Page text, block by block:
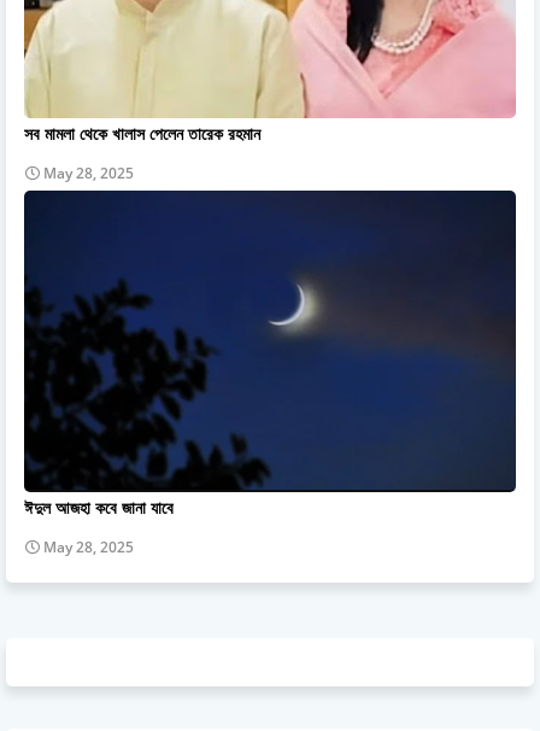
সব মামলা থেকে খালাস পেলেন তারেক রহমান
May 28, 2025
ঈদুল আজহা কবে জানা যাবে
May 28, 2025